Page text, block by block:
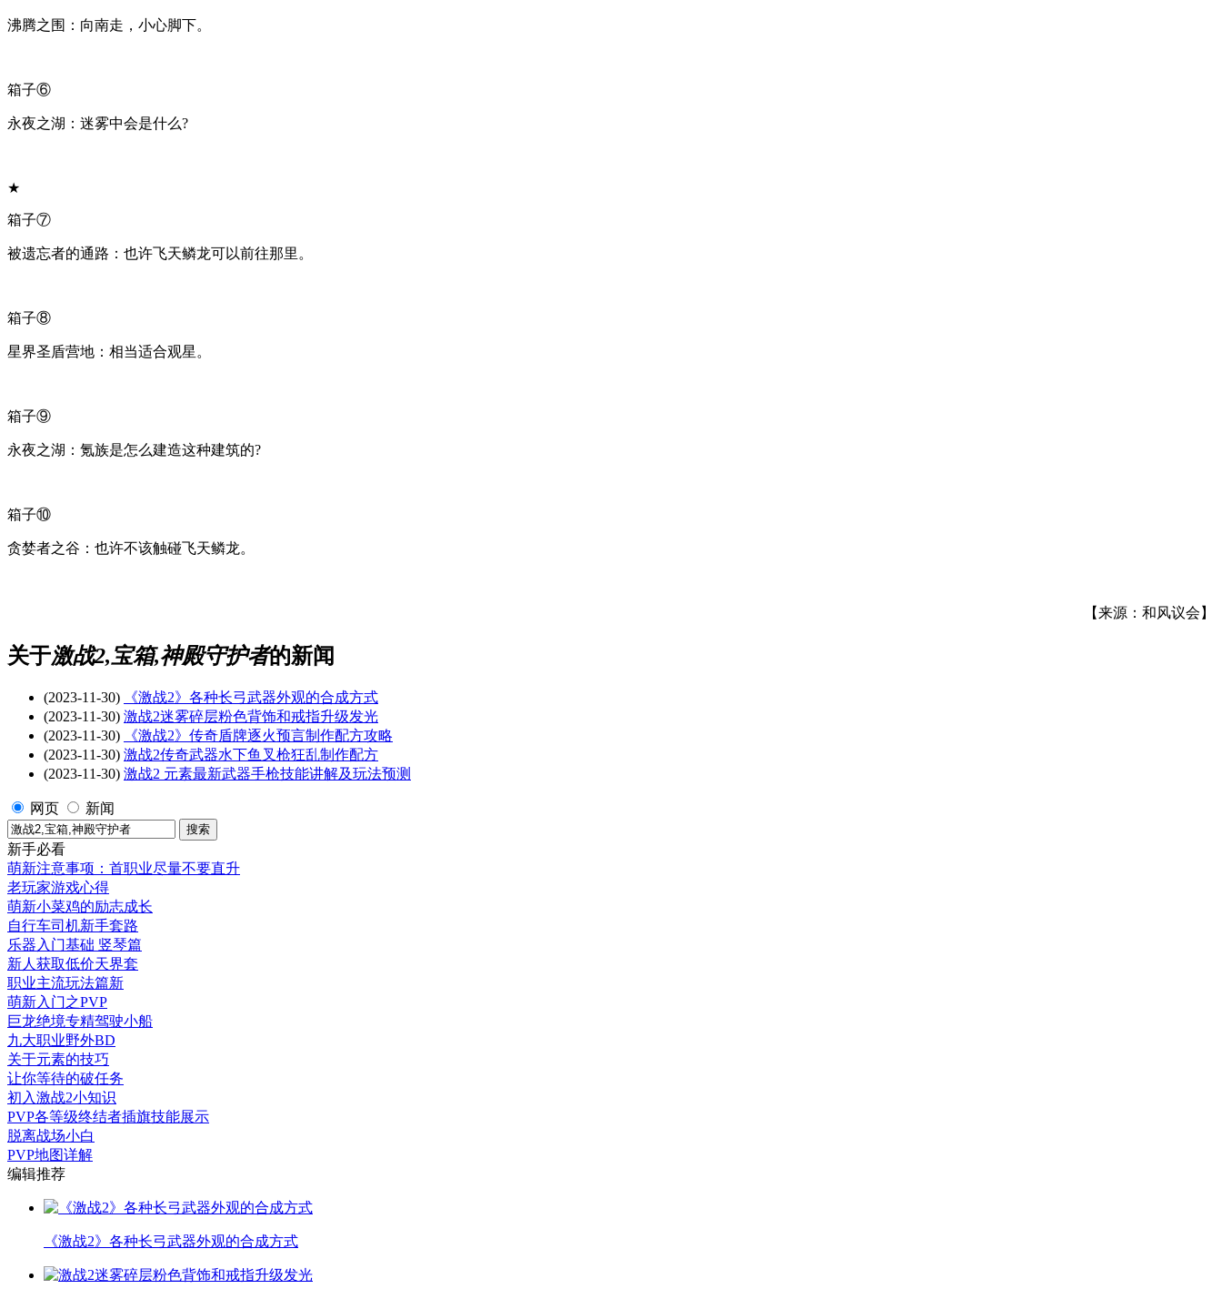
沸腾之围：向南走，小心脚下。
箱子⑥
永夜之湖：迷雾中会是什么?
★
箱子⑦
被遗忘者的通路：也许飞天鳞龙可以前往那里。
箱子⑧
星界圣盾营地：相当适合观星。
箱子⑨
永夜之湖：氪族是怎么建造这种建筑的?
箱子⑩
贪婪者之谷：也许不该触碰飞天鳞龙。
【来源：和风议会】
关于激战2,宝箱,神殿守护者的新闻
(2023-11-30)
《激战2》各种长弓武器外观的合成方式
(2023-11-30) 激战2迷雾碎层粉色背饰和戒指升级发光
(2023-11-30)
《激战2》传奇盾牌逐火预言制作配方攻略
(2023-11-30) 激战2传奇武器水下鱼叉枪狂乱制作配方
(2023-11-30) 激战2 元素最新武器手枪技能讲解及玩法预测
网页 新闻
新手必看
萌新注意事项：首职业尽量不要直升
老玩家游戏心得
萌新小菜鸡的励志成长
自行车司机新手套路
乐器入门基础 竖琴篇
新人获取低价天界套
职业主流玩法篇新
萌新入门之PVP
巨龙绝境专精驾驶小船
九大职业野外BD
关于元素的技巧
让你等待的破任务
初入激战2小知识
PVP各等级终结者插旗技能展示
脱离战场小白
PVP地图详解
编辑推荐
《激战2》各种长弓武器外观的合成方式